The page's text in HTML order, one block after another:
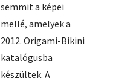
semmit a képei
mellé, amelyek a
2012. Origami-Bikini
katalógusba
készültek. A